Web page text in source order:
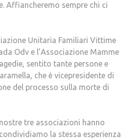
Affiancheremo sempre chi ci
Unitaria Familiari Vittime
Odv e l’Associazione Mamme
sentito tante persone e
che è vicepresidente di
del processo sulla morte di
tre associazioni hanno
la stessa esperienza